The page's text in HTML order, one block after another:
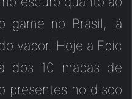
game no Brasil, lá
vapor! Hoje a Epic
dos 10 mapas de
presentes no disco